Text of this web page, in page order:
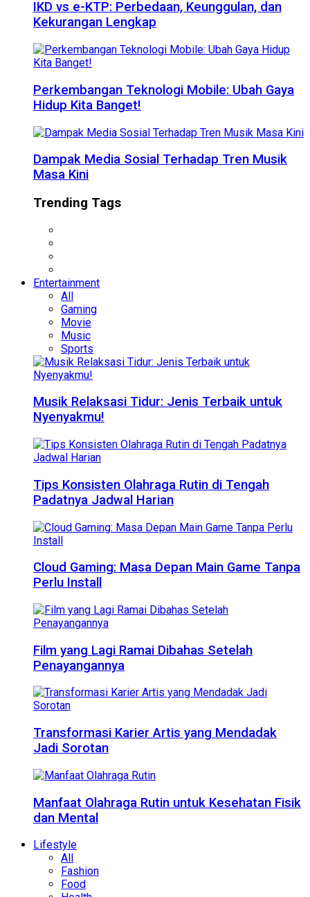
IKD vs e-KTP: Perbedaan, Keunggulan, dan
Kekurangan Lengkap
Perkembangan Teknologi Mobile: Ubah Gaya
Hidup Kita Banget!
Dampak Media Sosial Terhadap Tren Musik
Masa Kini
Trending Tags
Entertainment
All
Gaming
Movie
Music
Sports
Musik Relaksasi Tidur: Jenis Terbaik untuk
Nyenyakmu!
Tips Konsisten Olahraga Rutin di Tengah
Padatnya Jadwal Harian
Cloud Gaming: Masa Depan Main Game Tanpa
Perlu Install
Film yang Lagi Ramai Dibahas Setelah
Penayangannya
Transformasi Karier Artis yang Mendadak
Jadi Sorotan
Manfaat Olahraga Rutin untuk Kesehatan Fisik
dan Mental
Lifestyle
All
Fashion
Food